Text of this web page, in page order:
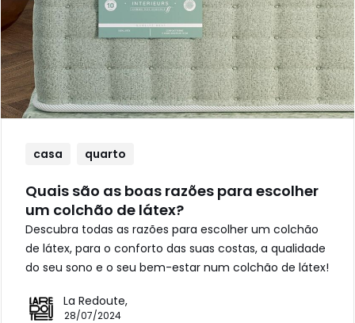
casa quarto
Quais são as boas razões para escolher
um colchão de látex?
Descubra todas as razões para escolher um colchão
de látex, para o conforto das suas costas, a qualidade
do seu sono e o seu bem-estar num colchão de látex!
La Redoute,
28/07/2024